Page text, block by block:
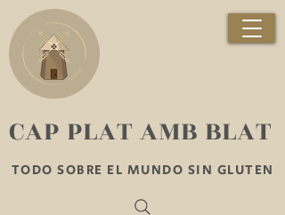
TODO SOBRE EL MUNDO SIN GLUTEN
​CAP PLAT AMB BLAT